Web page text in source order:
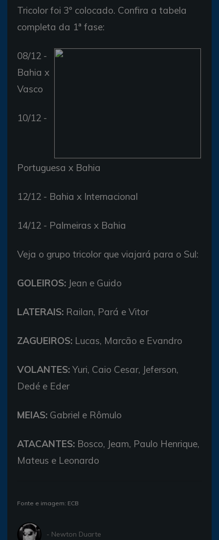
Tricolor foi 3º colocado. Confira a tabela
completa da 1ª fase:
08/12 -
Bahia x
Vasco
10/12 -
Portuguesa x Bahia
12/12 - Bahia x Internacional
14/12 - Palmeiras x Bahia
Veja o grupo tricolor que viajará para o Sul:
GOLEIROS: Jean e Guido
LATERAIS: Railan, Pará e Vitor
ZAGUEIROS: Lucas, Marcão e Evandro
VOLANTES: Yuri, Caio Cesar, Jeferson,
Dedé e Eder
MEIAS: Gabriel e Rômulo
ATACANTES: Bosco, Jeam, Paulo Henrique,
Mateus e Leonardo
Fonte e imagem: ECB
- Newton Duarte